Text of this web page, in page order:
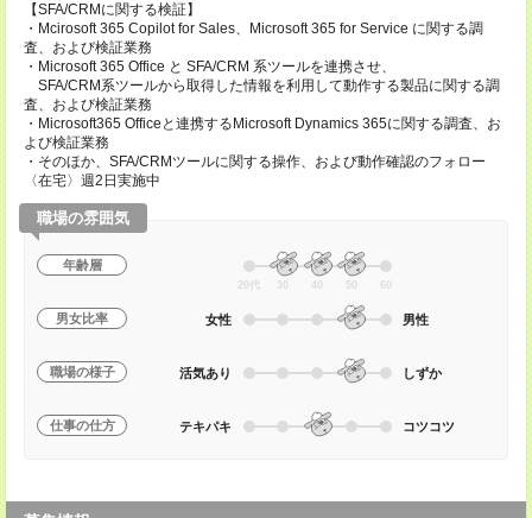
【SFA/CRMに関する検証】
・Mcirosoft 365 Copilot for Sales、Microsoft 365 for Service に関する調
査、および検証業務
・Microsoft 365 Office と SFA/CRM 系ツールを連携させ、
SFA/CRM系ツールから取得した情報を利用して動作する製品に関する調
査、および検証業務
・Microsoft365 Officeと連携するMicrosoft Dynamics 365に関する調査、お
よび検証業務
・そのほか、SFA/CRMツールに関する操作、および動作確認のフォロー
〈在宅〉週2日実施中
職場の雰囲気
年齢層
20代 30 40 50 60
男女比率 女性 男性
職場の様子 活気あり しずか
仕事の仕方 テキパキ コツコツ